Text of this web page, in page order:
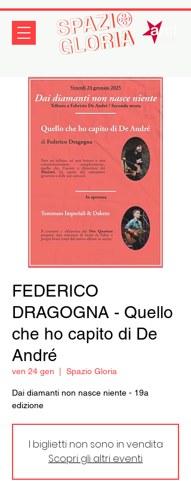
FEDERICO
DRAGOGNA - Quello
che ho capito di De
André
ven 24 gen Spazio Gloria
Dai diamanti non nasce niente - 19a
edizione
I biglietti non sono in vendita
Scopri gli altri eventi